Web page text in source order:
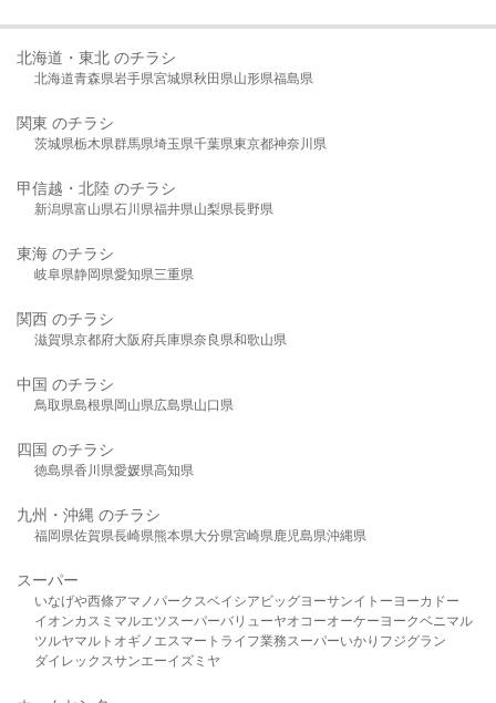
北海道・東北 のチラシ
北海道青森県岩手県宮城県秋田県山形県福島県
関東 のチラシ
茨城県栃木県群馬県埼玉県千葉県東京都神奈川県
甲信越・北陸 のチラシ
新潟県富山県石川県福井県山梨県長野県
東海 のチラシ
岐阜県静岡県愛知県三重県
関西 のチラシ
滋賀県京都府大阪府兵庫県奈良県和歌山県
中国 のチラシ
鳥取県島根県岡山県広島県山口県
四国 のチラシ
徳島県香川県愛媛県高知県
九州・沖縄 のチラシ
福岡県佐賀県長崎県熊本県大分県宮崎県鹿児島県沖縄県
スーパー
いなげや西條アマノパークスベイシア ビッグヨーサンイトーヨーカドー
イオンカスミ マルエツスーパーバリューヤオコーオーケー ヨークベニマル
ツルヤマルト オギノ エスマート ライフ業務スーパーいかり フジグラン
ダイレックスサンエーイズミヤ